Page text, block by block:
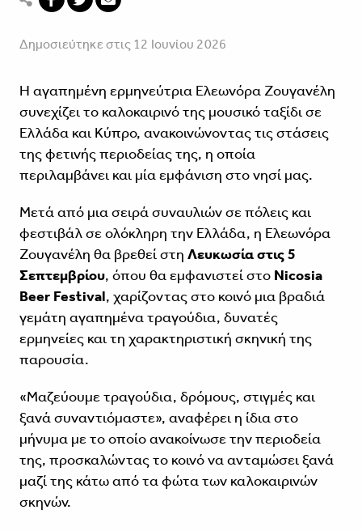
Δημοσιεύτηκε στις 12 Ιουνίου 2026
Η αγαπημένη ερμηνεύτρια Ελεωνόρα Ζουγανέλη
συνεχίζει το καλοκαιρινό της μουσικό ταξίδι σε
Ελλάδα και Κύπρο, ανακοινώνοντας τις στάσεις
της φετινής περιοδείας της, η οποία
περιλαμβάνει και μία εμφάνιση στο νησί μας.
Μετά από μια σειρά συναυλιών σε πόλεις και
φεστιβάλ σε ολόκληρη την Ελλάδα, η Ελεωνόρα
Ζουγανέλη θα βρεθεί στη Λευκωσία στις 5
Σεπτεμβρίου, όπου θα εμφανιστεί στο Nicosia
Beer Festival, χαρίζοντας στο κοινό μια βραδιά
γεμάτη αγαπημένα τραγούδια, δυνατές
ερμηνείες και τη χαρακτηριστική σκηνική της
παρουσία.
«Μαζεύουμε τραγούδια, δρόμους, στιγμές και
ξανά συναντιόμαστε», αναφέρει η ίδια στο
μήνυμα με το οποίο ανακοίνωσε την περιοδεία
της, προσκαλώντας το κοινό να ανταμώσει ξανά
μαζί της κάτω από τα φώτα των καλοκαιρινών
σκηνών.